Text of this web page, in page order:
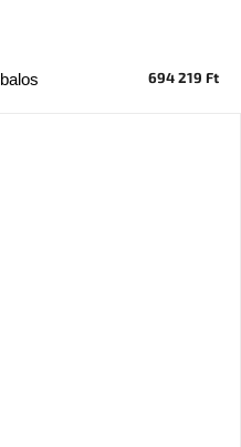
694 219 Ft